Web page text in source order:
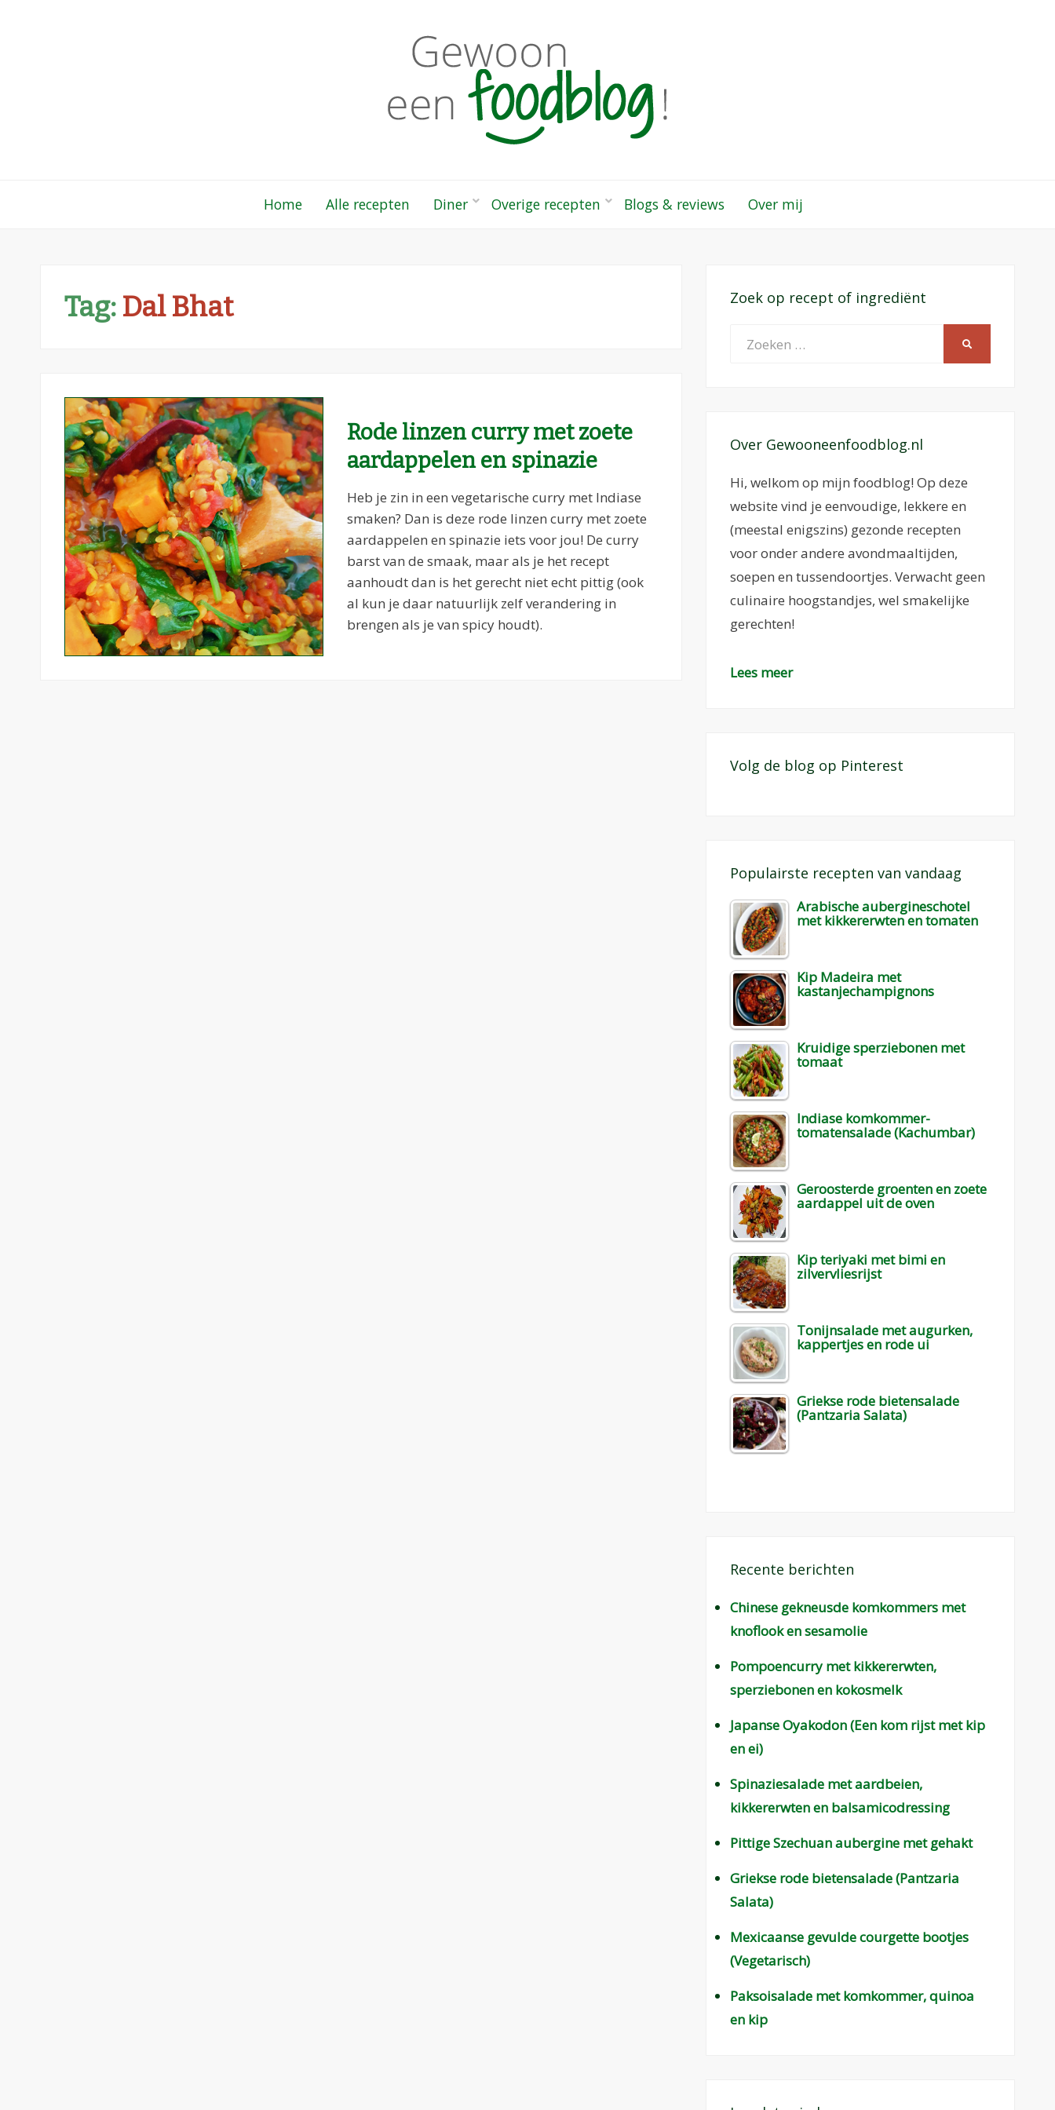
Home Alle recepten Diner Overige recepten Blogs & reviews Over mij
Tag: Dal Bhat
Rode linzen curry met zoete
aardappelen en spinazie
Heb je zin in een vegetarische curry met Indiase
smaken? Dan is deze rode linzen curry met zoete
aardappelen en spinazie iets voor jou! De curry
barst van de smaak, maar als je het recept
aanhoudt dan is het gerecht niet echt pittig (ook
al kun je daar natuurlijk zelf verandering in
brengen als je van spicy houdt).
Zoek op recept of ingrediënt
Over Gewooneenfoodblog.nl
Hi, welkom op mijn foodblog! Op deze
website vind je eenvoudige, lekkere en
(meestal enigszins) gezonde recepten
voor onder andere avondmaaltijden,
soepen en tussendoortjes. Verwacht geen
culinaire hoogstandjes, wel smakelijke
gerechten!
Lees meer
Volg de blog op Pinterest
Populairste recepten van vandaag
Arabische aubergineschotel
met kikkererwten en tomaten
Kip Madeira met
kastanjechampignons
Kruidige sperziebonen met
tomaat
Indiase komkommer-
tomatensalade (Kachumbar)
Geroosterde groenten en zoete
aardappel uit de oven
Kip teriyaki met bimi en
zilvervliesrijst
Tonijnsalade met augurken,
kappertjes en rode ui
Griekse rode bietensalade
(Pantzaria Salata)
Recente berichten
Chinese gekneusde komkommers met
knoflook en sesamolie
Pompoencurry met kikkererwten,
sperziebonen en kokosmelk
Japanse Oyakodon (Een kom rijst met kip
en ei)
Spinaziesalade met aardbeien,
kikkererwten en balsamicodressing
Pittige Szechuan aubergine met gehakt
Griekse rode bietensalade (Pantzaria
Salata)
Mexicaanse gevulde courgette bootjes
(Vegetarisch)
Paksoisalade met komkommer, quinoa
en kip